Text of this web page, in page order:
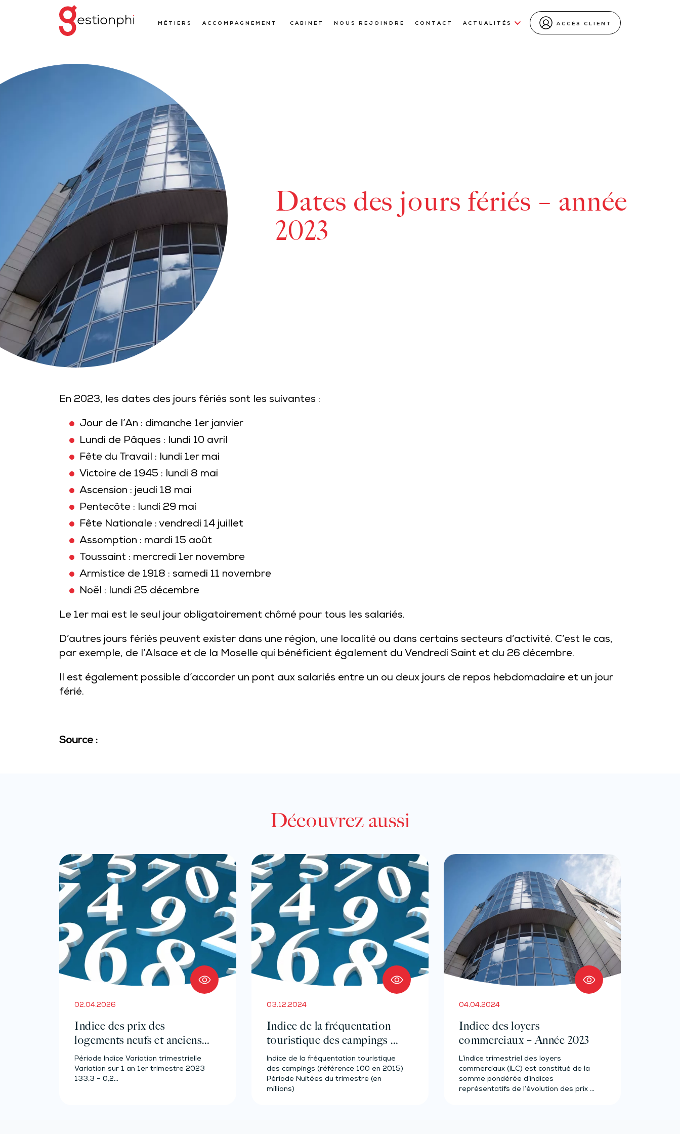
MÉTIERS ACCOMPAGNEMENT CABINET NOUS REJOINDRE CONTACT ACTUALITÉS ACCÈS CLIENT
Dates des jours fériés – année
2023
En 2023, les dates des jours fériés sont les suivantes :
Jour de l’An : dimanche 1er janvier
Lundi de Pâques : lundi 10 avril
Fête du Travail : lundi 1er mai
Victoire de 1945 : lundi 8 mai
Ascension : jeudi 18 mai
Pentecôte : lundi 29 mai
Fête Nationale : vendredi 14 juillet
Assomption : mardi 15 août
Toussaint : mercredi 1er novembre
Armistice de 1918 : samedi 11 novembre
Noël : lundi 25 décembre
Le 1er mai est le seul jour obligatoirement chômé pour tous les salariés.
D’autres jours fériés peuvent exister dans une région, une localité ou dans certains secteurs d’activité. C’est le cas,
par exemple, de l’Alsace et de la Moselle qui bénéficient également du Vendredi Saint et du 26 décembre.
Il est également possible d’accorder un pont aux salariés entre un ou deux jours de repos hebdomadaire et un jour
férié.
Source :
Découvrez aussi
02.04.2026
Indice des prix des
logements neufs et anciens –
Année 2023
Période Indice Variation trimestrielle
Variation sur 1 an 1er trimestre 2023
133,3 – 0,2…
03.12.2024
Indice de la fréquentation
touristique des campings –
Année 2023
Indice de la fréquentation touristique
des campings (référence 100 en 2015)
Période Nuitées du trimestre (en
millions)
04.04.2024
Indice des loyers
commerciaux – Année 2023
L’indice trimestriel des loyers
commerciaux (ILC) est constitué de la
somme pondérée d’indices
représentatifs de l’évolution des prix à